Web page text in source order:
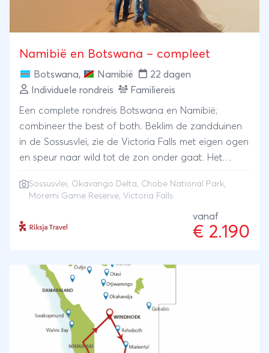
Namibië en Botswana – compleet
Botswana, Namibië
22 dagen
Individuele rondreis
Familiereis
Een complete rondreis Botswana en Namibië;
combineer the best of both. Beklim de zandduinen
in de Sossusvlei, zie de Victoria Falls met eigen ogen
en speur naar wild tot de zon onder gaat. Het
woestijn van onze planeet en de wereldberoemde
en de Okavango-delta) zijn dé highlights van deze
Sossusvlei, Okavango Delta, Chobe National Park,
Moremi Game Reserve, Victoria Falls
vanaf
€ 2.190